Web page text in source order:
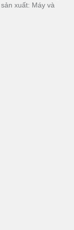
xuất: Máy và